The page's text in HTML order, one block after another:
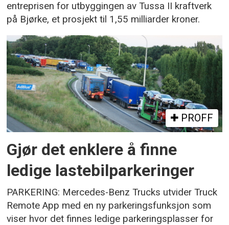
entreprisen for utbyggingen av Tussa II kraftverk
på Bjørke, et prosjekt til 1,55 milliarder kroner.
PROFF
Gjør det enklere å finne
ledige lastebilparkeringer
PARKERING: Mercedes-Benz Trucks utvider Truck
Remote App med en ny parkeringsfunksjon som
viser hvor det finnes ledige parkeringsplasser for